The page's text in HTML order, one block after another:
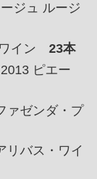
ジュ ルージ
イン 23本
ピエー
ァゼンダ・プ
リバス・ワイ